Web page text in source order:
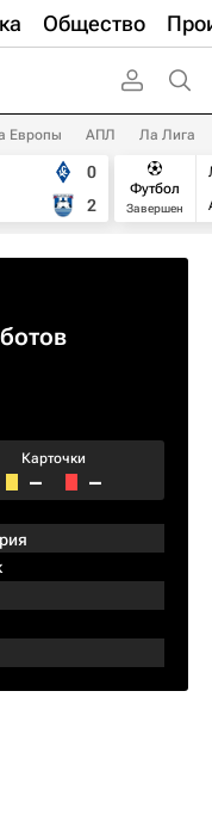
Общество
Европы АПЛ Ла Лига
0
2
Футбол
Завершен
Карточки
– –